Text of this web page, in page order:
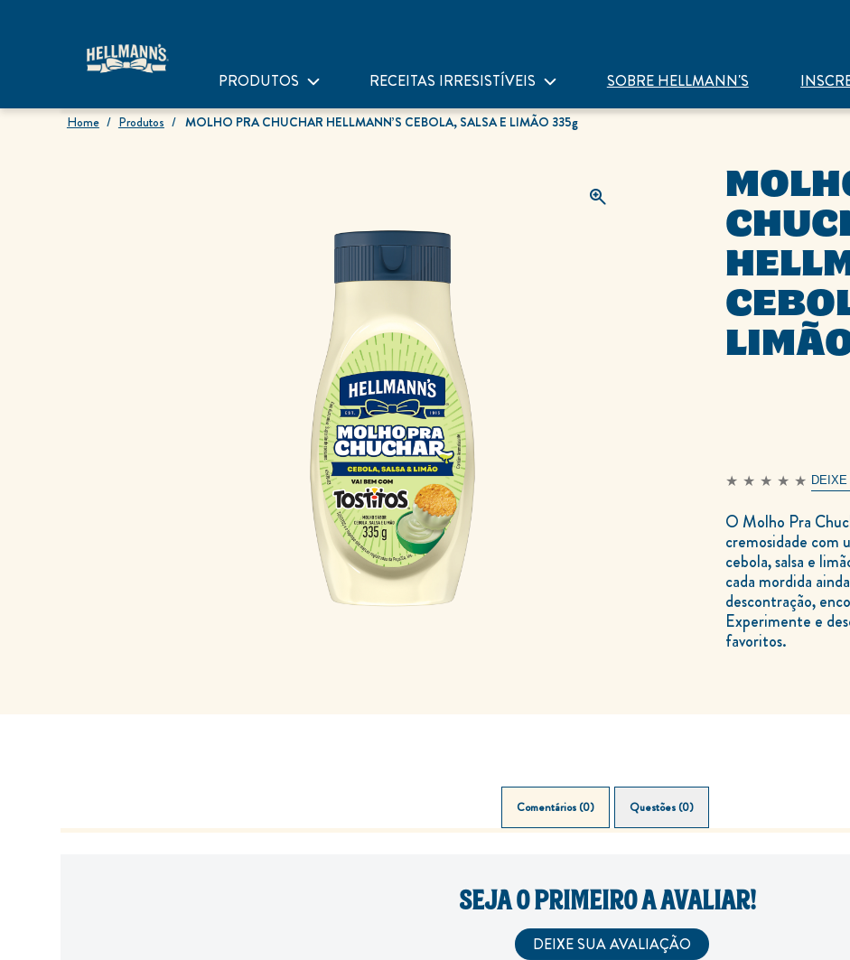
PRODUTOS RECEITAS IRRESISTÍVEIS SOBRE HELLMANN'S
Home Produtos MOLHO PRA CHUCHAR HELLMANN’S CEBOLA, SALSA E LIMÃO 335g
MOLHO PRA
Nenhuma
avaliação
enviada
para
este
product
O Molho Pra Chuchar Cebola, Salsa e Limão combina
cremosidade com
cebola, salsa e
cada mordida
descontração,
Experimente e
favoritos.
Comentários (0) Questões (0)
SEJA O PRIMEIRO A AVALIAR!
DEIXE SUA AVALIAÇÃO